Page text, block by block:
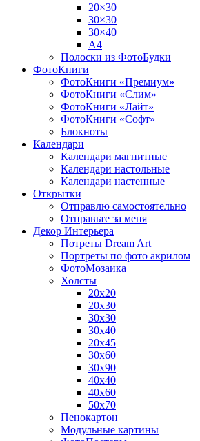
20×30
30×30
30×40
A4
Полоски из ФотоБудки
ФотоКниги
ФотоКниги «Премиум»
ФотоКниги «Слим»
ФотоКниги «Лайт»
ФотоКниги «Софт»
Блокноты
Календари
Календари магнитные
Календари настольные
Календари настенные
Открытки
Отправлю самостоятельно
Отправьте за меня
Декор Интерьера
Потреты Dream Art
Портреты по фото акрилом
ФотоМозаика
Холсты
20х20
20х30
30х30
30х40
20х45
30х60
30х90
40х40
40х60
50х70
Пенокартон
Модульные картины